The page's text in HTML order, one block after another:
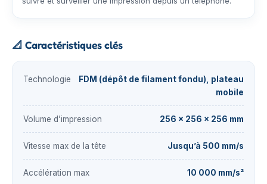
📐 Caractéristiques clés
Technologie
FDM (dépôt de filament fondu), plateau
mobile
Volume d’impression 256 × 256 × 256 mm
Vitesse max de la tête Jusqu’à 500 mm/s
Accélération max 10 000 mm/s²